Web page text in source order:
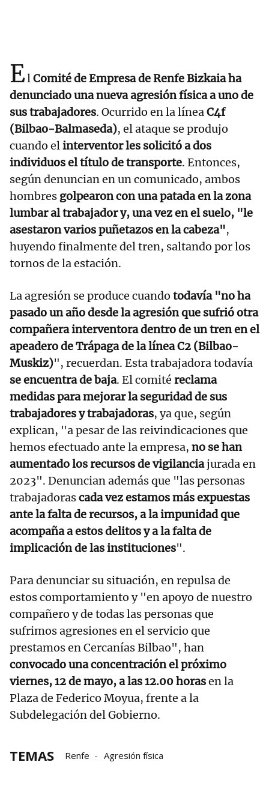
ElComité de Empresa de Renfe Bizkaia ha
denunciado una nueva agresión física a uno de
sus trabajadores. Ocurrido en la líneaC4f
(Bilbao-Balmaseda), el ataque se produjo
cuando elinterventor les solicitó a dos
individuos el título de transporte. Entonces,
según denuncian en un comunicado, ambos
hombres golpearon con una patada en la zona
lumbar al trabajador y, una vez en el suelo, "le
asestaron varios puñetazos en la cabeza",
huyendo finalmente del tren, saltando por los
tornos de la estación.
La agresión se produce cuando todavía "no ha
pasado un año desde la agresión que sufrió otra
compañera interventora dentro de un tren en el
apeadero de Trápaga de la línea C2 (Bilbao-
Muskiz)", recuerdan. Esta trabajadora todavía
se encuentra de baja. El comité reclama
medidas para mejorar la seguridad de sus
trabajadores y trabajadoras, ya que, según
explican, "a pesar de las reivindicaciones que
hemos efectuado ante la empresa, no se han
aumentado los recursos de vigilanciajurada en
2023". Denuncian además que "las personas
trabajadorascada vez estamos más expuestas
ante la falta de recursos, a la impunidad que
acompaña a estos delitos y a la falta de
implicación de las instituciones".
Para denunciar su situación, en repulsa de
estos comportamiento y "en apoyo de nuestro
compañero y de todas las personas que
sufrimos agresiones en el servicio que
prestamos en Cercanías Bilbao", han
convocado una concentración el próximo
viernes, 12 de mayo, a las 12.00 horasen la
Plaza de Federico Moyua, frente a la
Subdelegación del Gobierno.
TEMAS Renfe Agresión física